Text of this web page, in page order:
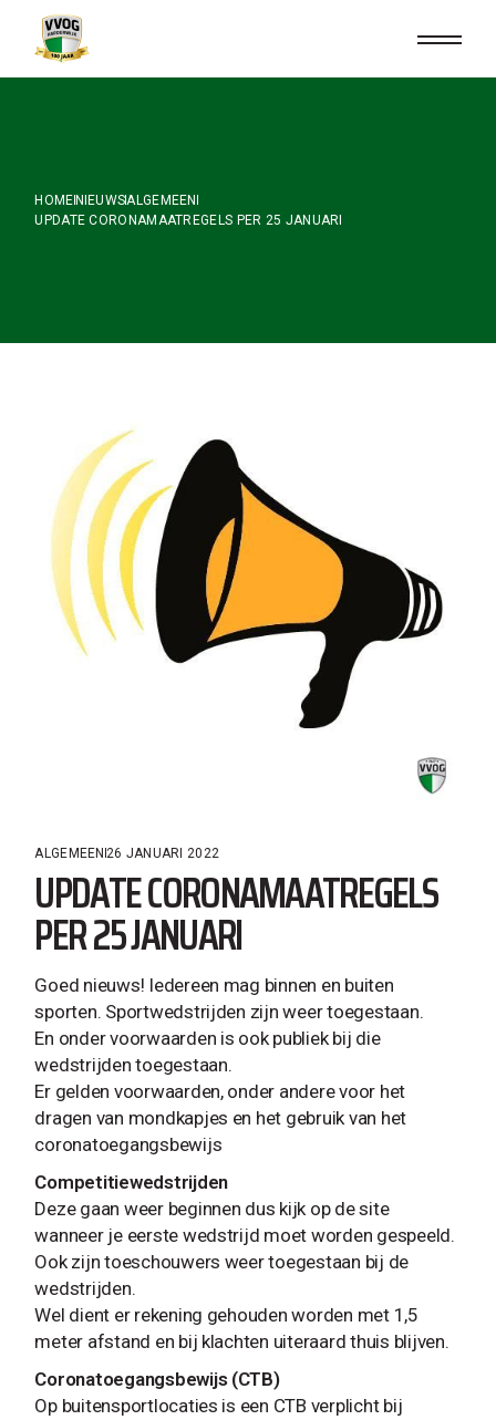
content
HOME NIEUWSALGEMEEN
UPDATE CORONAMAATREGELS PER 25 JANUARI
ALGEMEEN 26 JANUARI 2022
UPDATE CORONAMAATREGELS
PER 25 JANUARI
Goed nieuws! Iedereen mag binnen en buiten
sporten. Sportwedstrijden zijn weer toegestaan.
En onder voorwaarden is ook publiek bij die
wedstrijden toegestaan.
Er gelden voorwaarden, onder andere voor het
dragen van mondkapjes en het gebruik van het
coronatoegangsbewijs
Competitiewedstrijden
Deze gaan weer beginnen dus kijk op de site
wanneer je eerste wedstrijd moet worden gespeeld.
Ook zijn toeschouwers weer toegestaan bij de
wedstrijden.
Wel dient er rekening gehouden worden met 1,5
meter afstand en bij klachten uiteraard thuis blijven.
Coronatoegangsbewijs (CTB)
Op buitensportlocaties is een CTB verplicht bij